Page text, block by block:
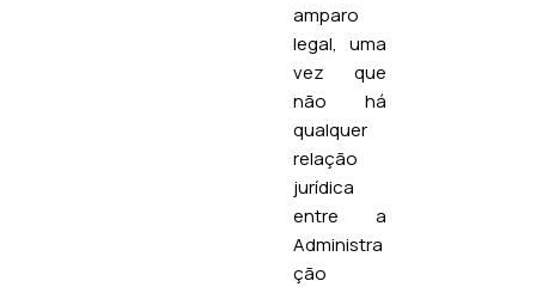
amparo
legal, uma
vez que
não há
qualquer
relação
jurídica
entre a
Administra
ção